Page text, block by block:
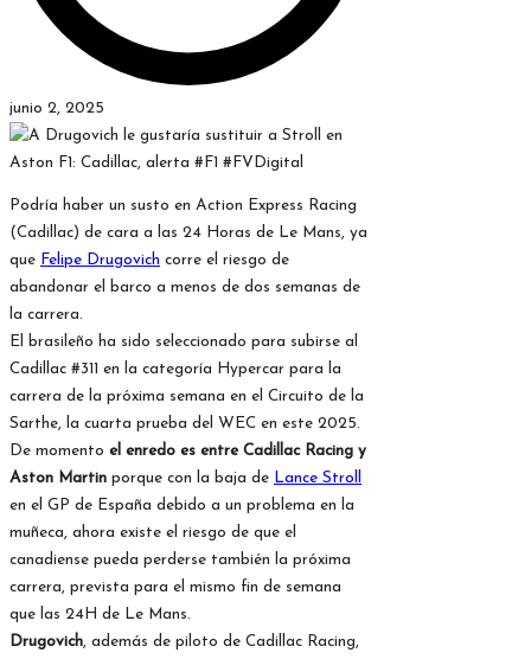
junio 2, 2025
Podría haber un susto en Action Express Racing
(Cadillac) de cara a las 24 Horas de Le Mans, ya
que Felipe Drugovich corre el riesgo de
abandonar el barco a menos de dos semanas de
la carrera.
El brasileño ha sido seleccionado para subirse al
Cadillac #311 en la categoría Hypercar para la
carrera de la próxima semana en el Circuito de la
Sarthe, la cuarta prueba del WEC en este 2025.
De momento el enredo es entre Cadillac Racing y
Aston Martin porque con la baja de Lance Stroll
en el GP de España debido a un problema en la
muñeca, ahora existe el riesgo de que el
canadiense pueda perderse también la próxima
carrera, prevista para el mismo fin de semana
que las 24H de Le Mans.
Drugovich, además de piloto de Cadillac Racing,